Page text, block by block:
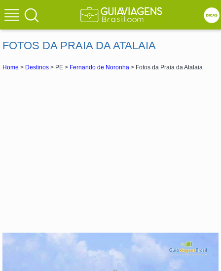
FOTOS DA PRAIA DA ATALAIA
Home > Destinos > PE > Fernando de Noronha > Fotos da Praia da Atalaia